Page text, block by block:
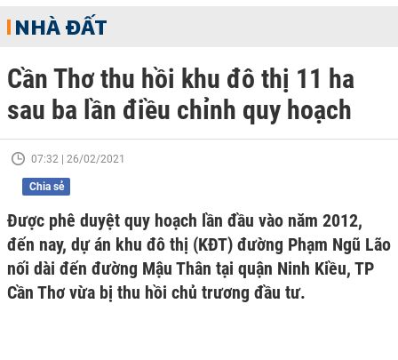
NHÀ ĐẤT
Cần Thơ thu hồi khu đô thị 11 ha
sau ba lần điều chỉnh quy hoạch
07:32 | 26/02/2021
Chia sẻ
Được phê duyệt quy hoạch lần đầu vào năm 2012,
đến nay, dự án khu đô thị (KĐT) đường Phạm Ngũ Lão
nối dài đến đường Mậu Thân tại quận Ninh Kiều, TP
Cần Thơ vừa bị thu hồi chủ trương đầu tư.